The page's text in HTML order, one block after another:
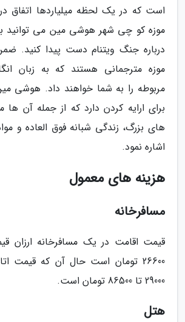
است که در یک لحظه میلیاردها اتفاق
موزه کو چی شهر هوشی مین می توانید
درباره جنگ ویتنام دست پیدا کنید.
موزه مترجمانی هستند که به زبان
مربوطه را به شما خواهند داد. هوشی
برای ارایه کردن دارد که از جمله آن ها
های بزرگ، زندگی شبانه فوق العاده و
اشاره نمود.
هزینه های معمول
مسافرخانه
26600 تومان است حال آن که
29000 تا 86500 تومان است.
هتل